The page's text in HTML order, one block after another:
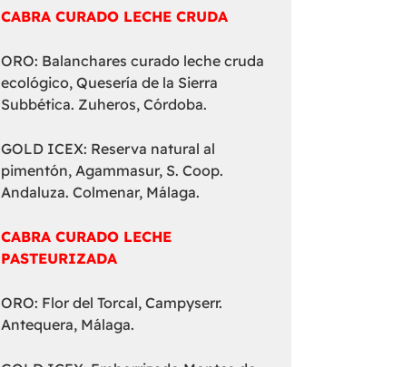
CABRA CURADO LECHE CRUDA
ORO: Balanchares curado leche cruda
ecológico, Quesería de la Sierra
Subbética. Zuheros, Córdoba.
GOLD ICEX: Reserva natural al
pimentón, Agammasur, S. Coop.
Andaluza. Colmenar, Málaga.
CABRA CURADO LECHE
PASTEURIZADA
ORO: Flor del Torcal, Campyserr.
Antequera, Málaga.